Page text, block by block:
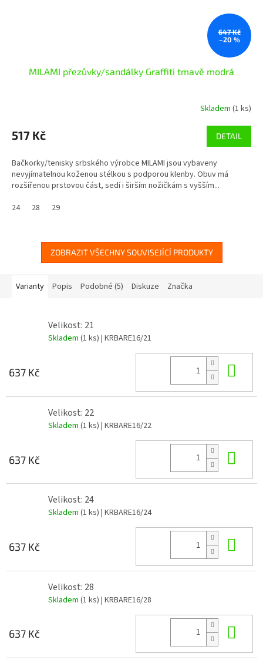
647 Kč
–20 %
MILAMI přezůvky/sandálky Graffiti tmavě modrá
Skladem (1 ks)
517 Kč DETAIL
Bačkorky/tenisky srbského výrobce MILAMI jsou vybaveny
nevyjímatelnou koženou stélkou s podporou klenby. Obuv má
rozšířenou prstovou část, sedí i širším nožičkám s vyšším...
24
28 29
ZOBRAZIT VŠECHNY SOUVISEJÍCÍ PRODUKTY
Varianty Popis Podobné (5) Diskuze Značka
Velikost: 21
Skladem (1 ks) | KRBARE16/21
637 Kč
Velikost: 22
Skladem (1 ks) | KRBARE16/22
637 Kč
Velikost: 24
Skladem (1 ks) | KRBARE16/24
637 Kč
Velikost: 28
Skladem (1 ks) | KRBARE16/28
637 Kč